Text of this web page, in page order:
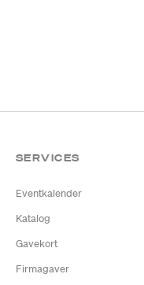
SERVICES
Eventkalender
Katalog
Gavekort
Firmagaver